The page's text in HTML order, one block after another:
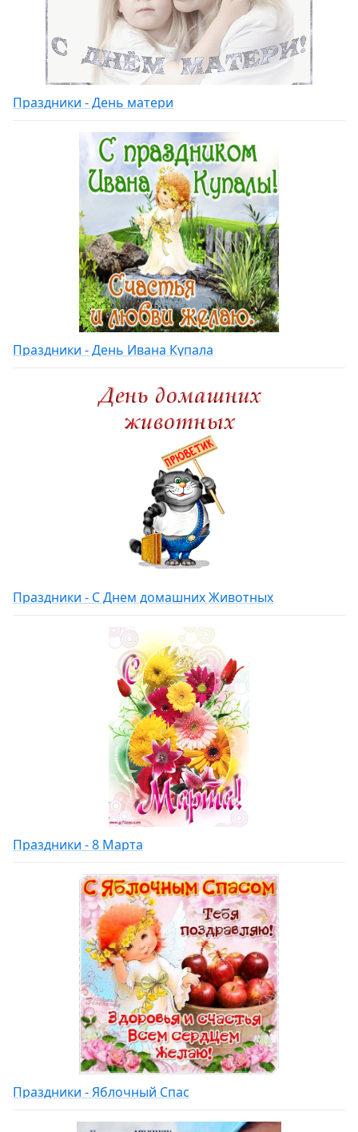
Праздники - День матери
Праздники - День Ивана Купала
Праздники - С Днем домашних Животных
Праздники - 8 Марта
Праздники - Яблочный Спас